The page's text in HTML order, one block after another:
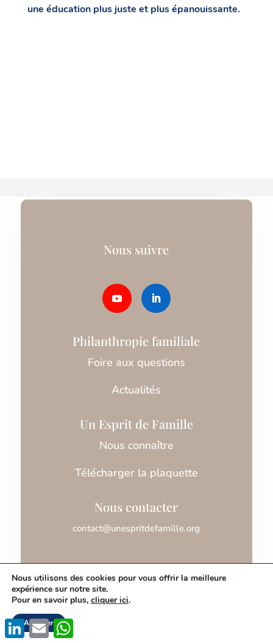
une éducation plus juste et plus épanouissante.
Nous suivre
Philanthropie familiale
Foire aux questions
Actualités
Un Esprit de Famille
Nous connaître
Télécharger la plaquette
Nous contacter
contact@unespritdefamille.org
Association Un Esprit de Famille © 2026
LinkedInEmail
Nous utilisons des cookies pour vous offrir la meilleure
expérience sur notre site.
Pour en savoir plus, cliquer ici.
Accepter